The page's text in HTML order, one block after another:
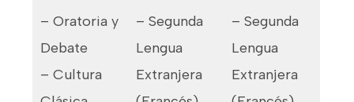
– Oratoria y
Debate
– Cultura
– Segunda
Lengua
Extranjera
– Segunda
Lengua
Extranjera